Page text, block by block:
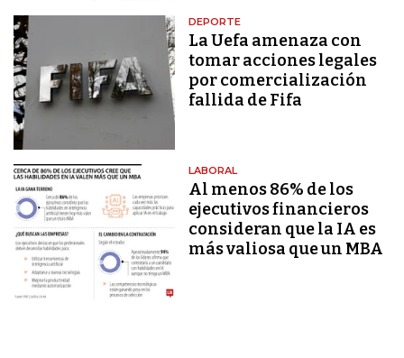
DEPORTE
La Uefa amenaza con
tomar acciones legales
por comercialización
fallida de Fifa
LABORAL
Al menos 86% de los
ejecutivos financieros
consideran que la IA es
más valiosa que un MBA